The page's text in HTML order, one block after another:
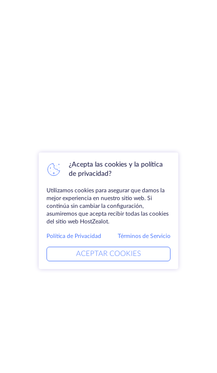
¿Acepta las cookies y la política
de privacidad?
Utilizamos cookies para asegurar que damos la
mejor experiencia en nuestro sitio web. Si
continúa sin cambiar la configuración,
asumiremos que acepta recibir todas las cookies
del sitio web HostZealot.
Política de Privacidad Términos de Servicio
ACEPTAR COOKIES